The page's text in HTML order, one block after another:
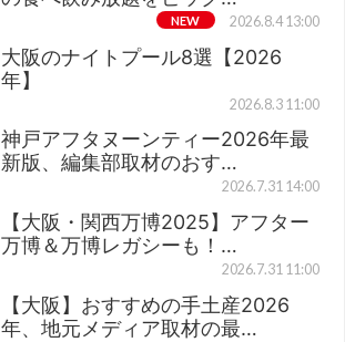
NEW 2026.8.4 13:00
大阪のナイトプール8選【2026
年】
2026.8.3 11:00
神戸アフタヌーンティー2026年最
新版、編集部取材のおす…
2026.7.31 14:00
【大阪・関西万博2025】アフター
万博＆万博レガシーも！…
2026.7.31 11:00
【大阪】おすすめの手土産2026
年、地元メディア取材の最…